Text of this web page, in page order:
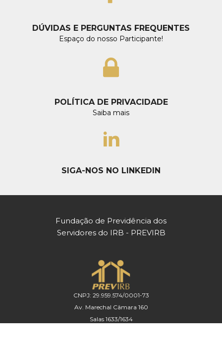
DÚVIDAS E PERGUNTAS FREQUENTES
Espaço do nosso Participante!
POLÍTICA DE PRIVACIDADE
Saiba mais
SIGA-NOS NO LINKEDIN
Fundação de Previdência dos
Servidores do IRB - PREVIRB
CNPJ: 29.959.574/0001-73
Av. Marechal Câmara 160
Salas 1633/1634